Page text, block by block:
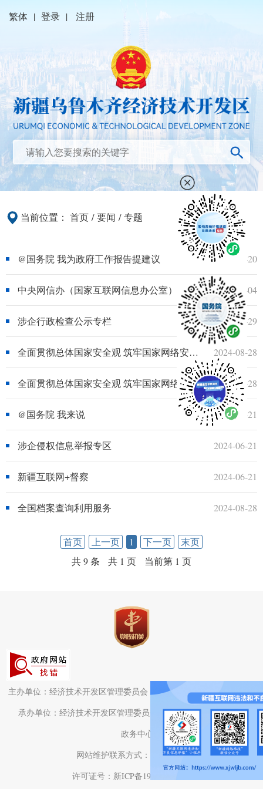
繁体 | 登录 | 注册
当前位置： 首页 /要闻 /专题
2024-12-20
@国务院 我为政府工作报告提建议
2026-02-04
中央网信办（国家互联网信息办公室）违法和不良信息举报中心
2025-05-29
涉企行政检查公示专栏
2024-08-28
全面贯彻总体国家安全观 筑牢国家网络安全屏障（下）
2024-08-28
全面贯彻总体国家安全观 筑牢国家网络安全屏障（上）
2024-06-21
@国务院 我来说
2024-06-21
涉企侵权信息举报专区
2024-06-21
新疆互联网+督察
2024-08-28
全国档案查询利用服务
首页 上一页 1 下一页
末页
共 9 条
共 1 页 当前第 1 页
主办单位：经济技术开发区管理委员会（头屯河区人民政府）办公室
承办单位：经济技术开发区管理委员会（头屯河区人民政府）电子
政务中心
网站维护联系方式：0991-3782709
许可证号：新ICP备19001575号-1